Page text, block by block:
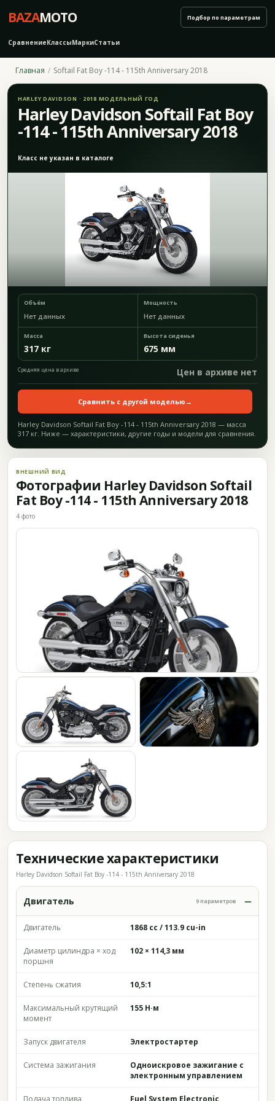
BAZAMOTO
СравнениеКлассыМаркиСтатьи
Подбор по параметрам
Главная Softail Fat Boy -114 - 115th Anniversary 2018
HARLEY DAVIDSON · 2018 МОДЕЛЬНЫЙ ГОД
Harley Davidson Softail Fat Boy
-114 - 115th Anniversary 2018
Класс не указан в каталоге
Объём
Нет данных
Мощность
Нет данных
Масса
317 кг
Высота сиденья
675 мм
Средняя цена в архиве Цен в архиве нет
Сравнить с другой моделью →
Harley Davidson Softail Fat Boy -114 - 115th Anniversary 2018 — масса
317 кг. Ниже — характеристики, другие годы и модели для сравнения.
ВНЕШНИЙ ВИД
Фотографии Harley Davidson Softail
Fat Boy -114 - 115th Anniversary 2018
4 фото
Технические характеристики
Harley Davidson Softail Fat Boy -114 - 115th Anniversary 2018
Двигатель 9 параметров
Двигатель 1868 cc / 113.9 cu-in
Диаметр цилиндра × ход
поршня
102 × 114,3 мм
Степень сжатия 10,5:1
Максимальный крутящий
момент
155 Н·м
Запуск двигателя Электростартер
Система зажигания
Одноискровое зажигание с
электронным управлением
Подача топлива Fuel System Electronic